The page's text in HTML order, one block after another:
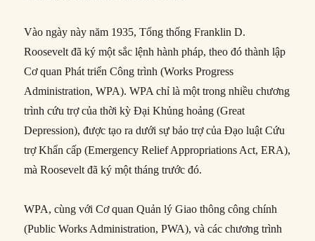
Vào ngày này năm 1935, Tổng thống Franklin D.
Roosevelt đã ký một sắc lệnh hành pháp, theo đó thành lập
Cơ quan Phát triển Công trình (Works Progress
Administration, WPA). WPA chỉ là một trong nhiều chương
trình cứu trợ của thời kỳ Đại Khủng hoảng (Great
Depression), được tạo ra dưới sự bảo trợ của Đạo luật Cứu
trợ Khẩn cấp (Emergency Relief Appropriations Act, ERA),
mà Roosevelt đã ký một tháng trước đó.
WPA, cùng với Cơ quan Quản lý Giao thông công chính
(Public Works Administration, PWA), và các chương trình